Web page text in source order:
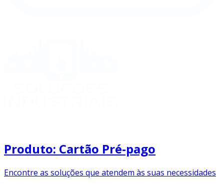
Produto: Cartão Pré-pago
Encontre as soluções que atendem às suas necessidades